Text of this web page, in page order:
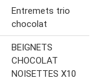
Entremets trio
chocolat
BEIGNETS
CHOCOLAT
NOISETTES X10